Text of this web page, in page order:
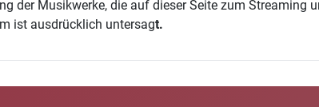
der Musikwerke, die auf dieser Seite zum Streaming
ist ausdrücklich untersagt.